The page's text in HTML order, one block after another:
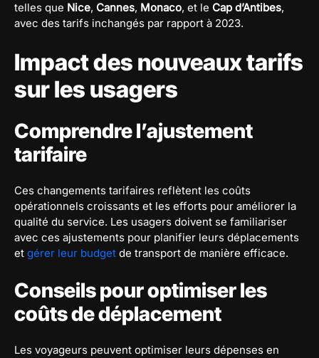
telles que Nice, Cannes, Monaco, et le Cap d’Antibes,
avec des tarifs inchangés par rapport à 2023.
Impact des nouveaux tarifs
sur les usagers
Comprendre l’ajustement
tarifaire
Ces changements tarifaires reflètent les coûts
opérationnels croissants et les efforts pour améliorer la
qualité du service. Les usagers doivent se familiariser
avec ces ajustements pour planifier leurs déplacements
et gérer leur budget de transport de manière efficace.
Conseils pour optimiser les
coûts de déplacement
Les voyageurs peuvent optimiser leurs dépenses en